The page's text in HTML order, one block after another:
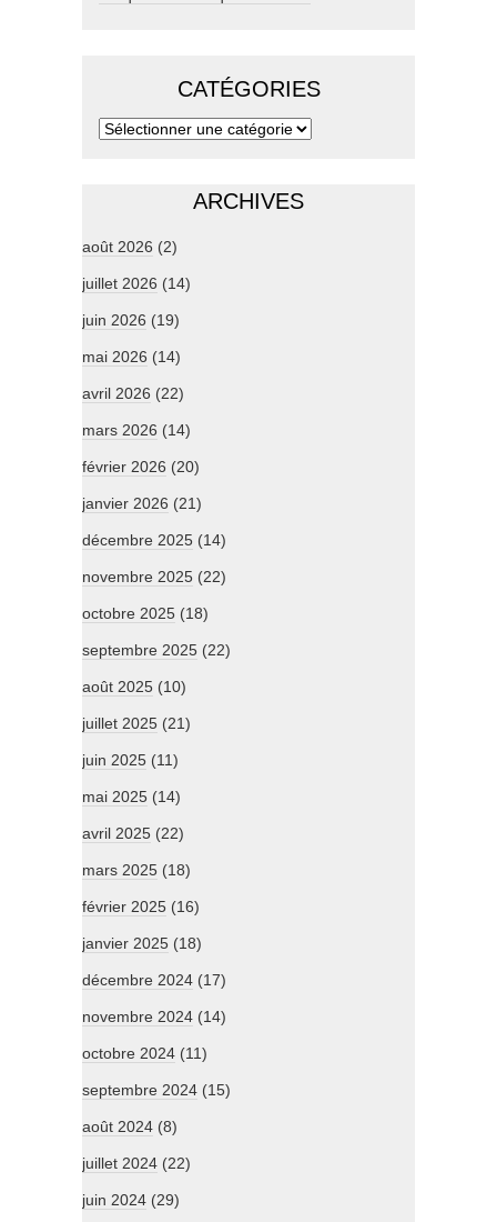
CATÉGORIES
ARCHIVES
août 2026 (2)
juillet 2026 (14)
juin 2026 (19)
mai 2026 (14)
avril 2026 (22)
mars 2026 (14)
février 2026 (20)
janvier 2026 (21)
décembre 2025 (14)
novembre 2025 (22)
octobre 2025 (18)
septembre 2025 (22)
août 2025 (10)
juillet 2025 (21)
juin 2025 (11)
mai 2025 (14)
avril 2025 (22)
mars 2025 (18)
février 2025 (16)
janvier 2025 (18)
décembre 2024 (17)
novembre 2024 (14)
octobre 2024 (11)
septembre 2024 (15)
août 2024 (8)
juillet 2024 (22)
juin 2024 (29)